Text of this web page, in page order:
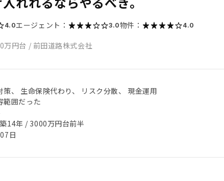
4.0エージェント： 3.0物件： 4.0
万円台 / 前田道路株式会社
策、 生命保険代わり、 リスク分散、 現金運用
範囲だった
14年 / 3000万円台前半
日